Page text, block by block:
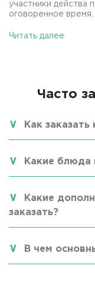
участники действа
оговоренное время.
Читать далее
Часто
Как заказать
Какие блюда
Какие
заказать?
В чем